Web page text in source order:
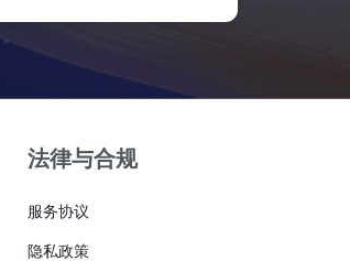
法律与合规
服务协议
隐私政策